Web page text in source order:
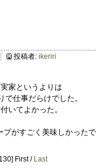
投稿者: ikeriri
家というよりは
仕事だらけでした。
いてよかった。
プがすごく美味しかった
First / Last